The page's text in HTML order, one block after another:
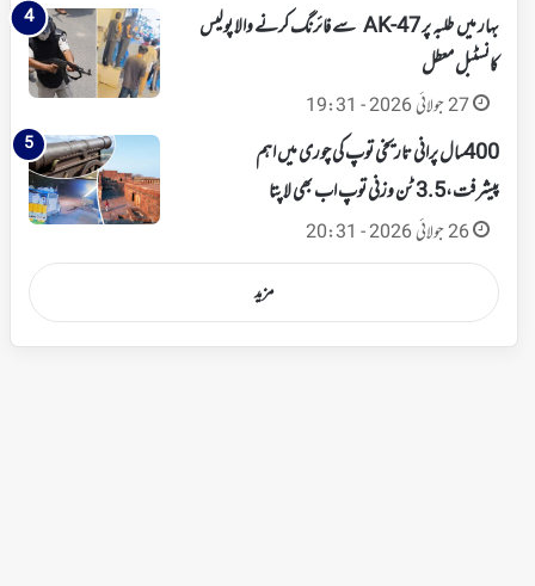
بہار میں طلبہ پر AK-47 سے فائرنگ کرنے والا پولیس
کانسٹبل معطل
27 جولائی 2026 - 19:31
400 سال پرانی تاریخی توپ کی چوری میں اہم
پیشرفت،3.5 ٹن وزنی توپ اب بھی لاپتا
26 جولائی 2026 - 20:31
مزید